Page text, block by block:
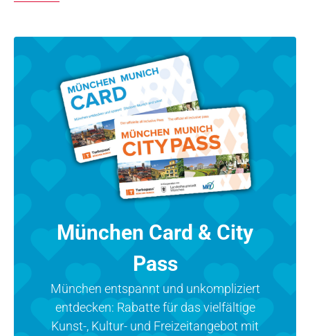
München Card & City
Pass
München entspannt und unkompliziert
entdecken: Rabatte für das vielfältige
Kunst-, Kultur- und Freizeitangebot mit